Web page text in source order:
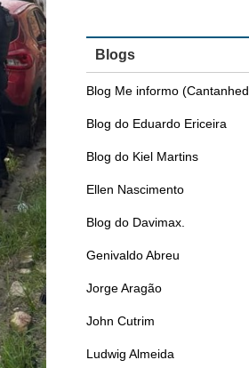
Blogs
Blog Me informo
Blog do Eduardo Ericeira
Blog do Kiel Martins
Ellen Nascimento
Blog do Davimax.
Genivaldo Abreu
Jorge Aragão
John Cutrim
Ludwig Almeida